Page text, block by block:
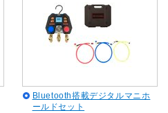
Bluetooth搭載デジタルマニホ
ールドセット